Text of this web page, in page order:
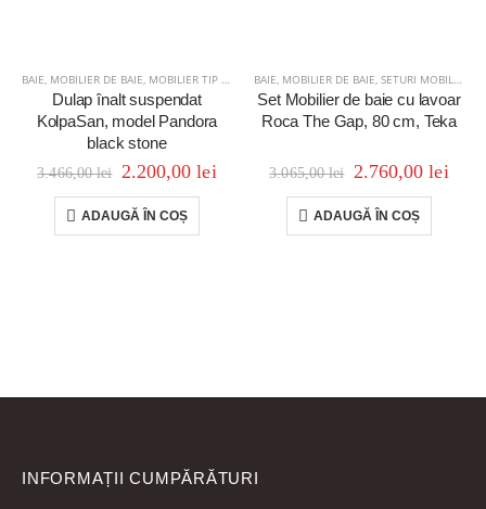
BAIE MOBILIER DE BAIE MOBILIER TIP COLOANĂ
Dulap înalt suspendat
KolpaSan, model Pandora
black stone
3.466,00lei 2.200,00lei
ADAUGĂ ÎN COȘ
BAIE MOBILIER DE BAIE SETURI MOBILIER
Set Mobilier de baie cu lavoar
Roca The Gap, 80 cm, Teka
3.065,00lei 2.760,00lei
ADAUGĂ ÎN COȘ
INFORMAȚII CUMPĂRĂTURI